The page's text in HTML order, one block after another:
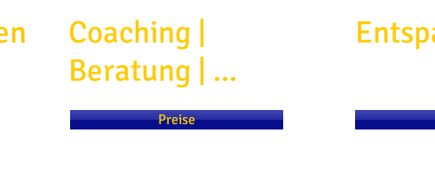
Coaching |
Beratung | ...
Preise